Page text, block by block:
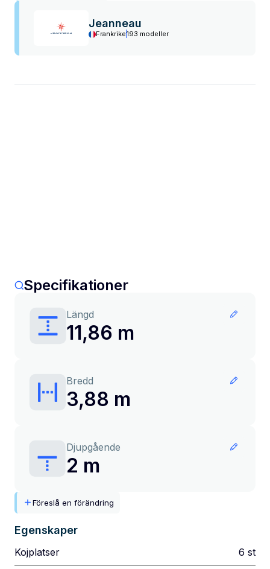
Jeanneau
Frankrike193 modeller
Specifikationer
Längd
11,86 m
Bredd
3,88 m
Djupgående
2 m
Föreslå en förändring
Egenskaper
Kojplatser 6 st